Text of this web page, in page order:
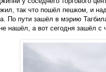
так что пошёл пешком, и
По пути зашёл в мэрию
нашёл, а вот сегодня зашёл с